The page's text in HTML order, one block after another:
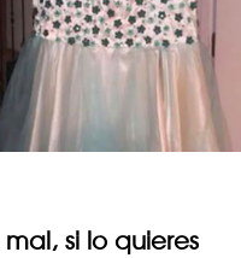
si lo quieres